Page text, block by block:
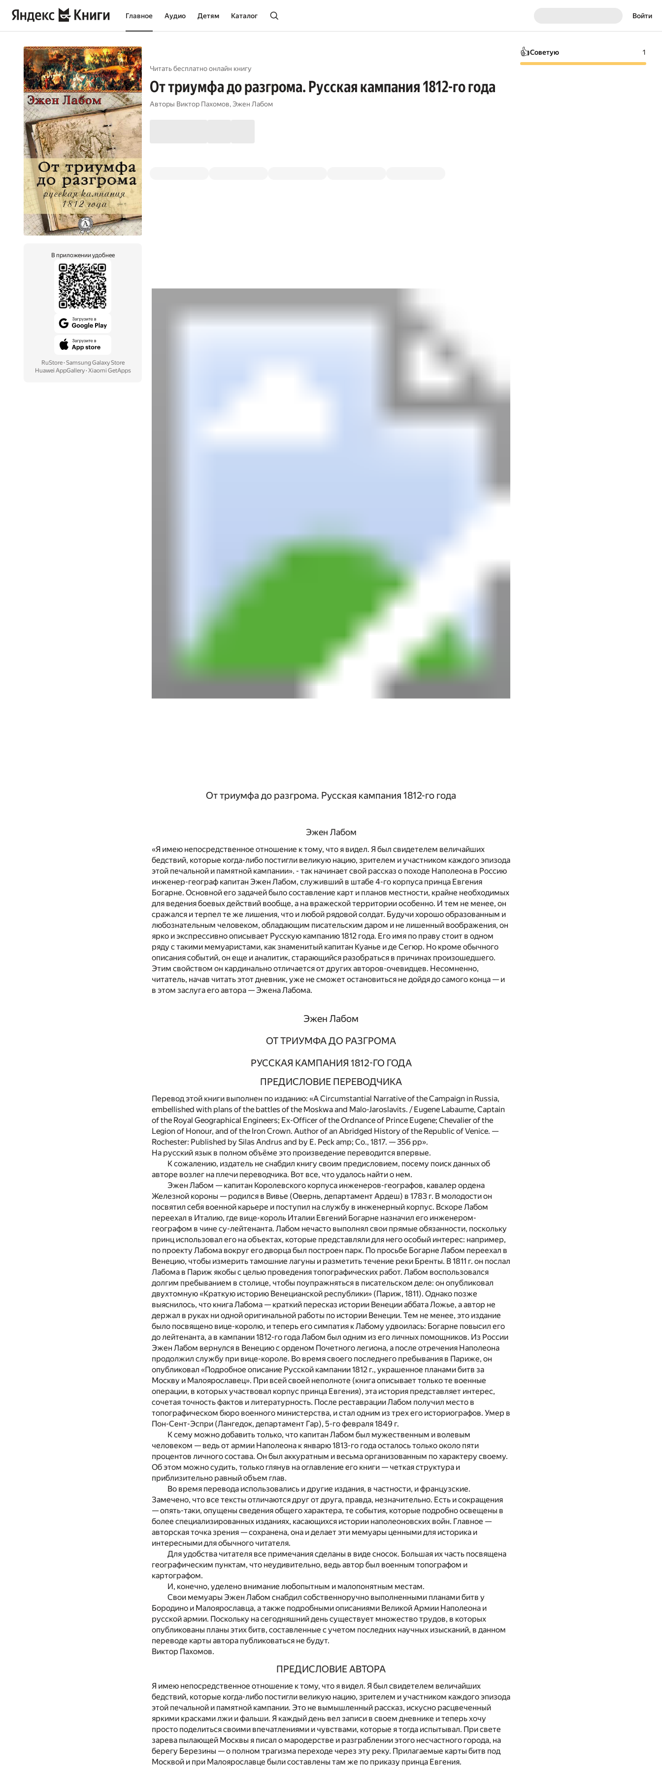
Главное Аудио Детям Каталог Войти
В приложении удобнее
RuStore· Samsung Galaxy Store
Huawei AppGallery· Xiaomi GetApps
Читать бесплатно онлайн книгу
От триумфа до разгрома. Русская кампания 1812-го года
Авторы Виктор Пахомов,Эжен Лабом
От триумфа до разгрома. Русская кампания 1812-го года
Эжен Лабом
«Я имею непосредственное отношение к тому, что я видел. Я был свидетелем величайших
бедствий, которые когда-либо постигли великую нацию, зрителем и участником каждого эпизода
этой печальной и памятной кампании». - так начинает свой рассказ о походе Наполеона в Россию
инженер-географ капитан Эжен Лабом, служивший в штабе 4-го корпуса принца Евгения
Богарне. Основной его задачей было составление карт и планов местности, крайне необходимых
для ведения боевых действий вообще, а на вражеской территории особенно. И тем не менее, он
сражался и терпел те же лишения, что и любой рядовой солдат. Будучи хорошо образованным и
любознательным человеком, обладающим писательским даром и не лишенный воображения, он
ярко и экспрессивно описывает Русскую кампанию 1812 года. Его имя по праву стоит в одном
ряду с такими мемуаристами, как знаменитый капитан Куанье и де Сегюр. Но кроме обычного
описания событий, он еще и аналитик, старающийся разобраться в причинах произошедшего.
Этим свойством он кардинально отличается от других авторов-очевидцев. Несомненно,
читатель, начав читать этот дневник, уже не сможет остановиться не дойдя до самого конца — и
в этом заслуга его автора — Эжена Лабома.
Эжен Лабом
ОТ ТРИУМФА ДО РАЗГРОМА
РУССКАЯ КАМПАНИЯ 1812-ГО ГОДА
ПРЕДИСЛОВИЕ ПЕРЕВОДЧИКА
Перевод этой книги выполнен по изданию: «A Circumstantial Narrative of the Campaign in Russia,
embellished with plans of the battles of the Moskwa and Malo-Jaroslavits. / Eugene Labaume, Captain
of the Royal Geographical Engineers; Ex-Officer of the Ordnance of Prince Eugene; Chevalier of the
Legion of Honour, and of the Iron Crown. Author of an Abridged History of the Republic of Venice. —
Rochester: Published by Silas Andrus and by E. Peck amp; Co., 1817. — 356 рр».
На русский язык в полном объёме это произведение переводится впервые.
К сожалению, издатель не снабдил книгу своим предисловием, посему поиск данных об
авторе возлег на плечи переводчика. Вот все, что удалось найти о нем.
Эжен Лабом — капитан Королевского корпуса инженеров-географов, кавалер ордена
Железной короны — родился в Вивье (Овернь, департамент Ардеш) в 1783 г. В молодости он
посвятил себя военной карьере и поступил на службу в инженерный корпус. Вскоре Лабом
переехал в Италию, где вице-король Италии Евгений Богарне назначил его инженером-
географом в чине су-лейтенанта. Лабом нечасто выполнял свои прямые обязанности, поскольку
принц использовал его на объектах, которые представляли для него особый интерес: например,
по проекту Лабома вокруг его дворца был построен парк. По просьбе Богарне Лабом переехал в
Венецию, чтобы измерить тамошние лагуны и разметить течение реки Бренты. В 1811 г. он послал
Лабома в Париж якобы с целью проведения топографических работ. Лабом воспользовался
долгим пребыванием в столице, чтобы поупражняться в писательском деле: он опубликовал
двухтомную «Краткую историю Венецианской республики» (Париж, 1811). Однако позже
выяснилось, что книга Лабома — краткий пересказ истории Венеции аббата Ложье, а автор не
держал в руках ни одной оригинальной работы по истории Венеции. Тем не менее, это издание
было посвящено вице-королю, и теперь его симпатия к Лабому удвоилась: Богарне повысил его
до лейтенанта, а в кампании 1812-го года Лабом был одним из его личных помощников. Из России
Эжен Лабом вернулся в Венецию с орденом Почетного легиона, а после отречения Наполеона
продолжил службу при вице-короле. Во время своего последнего пребывания в Париже, он
опубликовал «Подробное описание Русской кампании 1812 г., украшенное планами битв за
Москву и Малоярославец». При всей своей неполноте (книга описывает только те военные
операции, в которых участвовал корпус принца Евгения), эта история представляет интерес,
сочетая точность фактов и литературность. После реставрации Лабом получил место в
топографическом бюро военного министерства, и стал одним из трех его историографов. Умер в
Пон-Сент-Эспри (Лангедок, департамент Гар), 5-го февраля 1849 г.
К сему можно добавить только, что капитан Лабом был мужественным и волевым
человеком — ведь от армии Наполеона к январю 1813-го года осталось только около пяти
процентов личного состава. Он был аккуратным и весьма организованным по характеру своему.
Об этом можно судить, только глянув на оглавление его книги — четкая структура и
приблизительно равный объем глав.
Во время перевода использовались и другие издания, в частности, и французские.
Замечено, что все тексты отличаются друг от друга, правда, незначительно. Есть и сокращения
— опять-таки, опущены сведения общего характера, те события, которые подробно освещены в
более специализированных изданиях, касающихся истории наполеоновских войн. Главное —
авторская точка зрения — сохранена, она и делает эти мемуары ценными для историка и
интересными для обычного читателя.
Для удобства читателя все примечания сделаны в виде сносок. Большая их часть посвящена
географическим пунктам, что неудивительно, ведь автор был военным топографом и
картографом.
И, конечно, уделено внимание любопытным и малопонятным местам.
Свои мемуары Эжен Лабом снабдил собственноручно выполненными планами битв у
Бородино и Малоярославца, а также подробными описаниями Великой Армии Наполеона и
русской армии. Поскольку на сегодняшний день существует множество трудов, в которых
опубликованы планы этих битв, составленные с учетом последних научных изысканий, в данном
переводе карты автора публиковаться не будут.
Виктор Пахомов.
ПРЕДИСЛОВИЕ АВТОРА
Я имею непосредственное отношение к тому, что я видел. Я был свидетелем величайших
бедствий, которые когда-либо постигли великую нацию, зрителем и участником каждого эпизода
этой печальной и памятной кампании. Это не вымышленный рассказ, искусно расцвеченный
яркими красками лжи и фальши. Я каждый день вел записи в своем дневнике и теперь хочу
просто поделиться своими впечатлениями и чувствами, которые я тогда испытывал. При свете
зарева пылающей Москвы я писал о мародерстве и разграблении этого несчастного города, на
берегу Березины — о полном трагизма переходе через эту реку. Прилагаемые карты битв под
Москвой и при Малоярославце были составлены там же по приказу принца Евгения.
👍Советую 1